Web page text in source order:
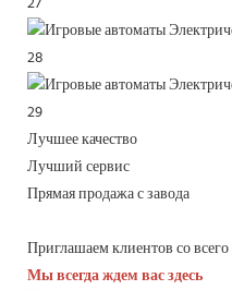
Лучшее качество
Лучший сервис
Прямая продажа с завода
Приглашаем клиентов со
Мы всегда ждем вас здесь